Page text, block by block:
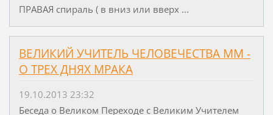
ПРАВАЯ спираль ( в вниз или вверх ...
ВЕЛИКИЙ УЧИТЕЛЬ ЧЕЛОВЕЧЕСТВА ММ -
О ТРЕХ ДНЯХ МРАКА
19.10.2013 23:32
Беседа о Великом Переходе с Великим Учителем